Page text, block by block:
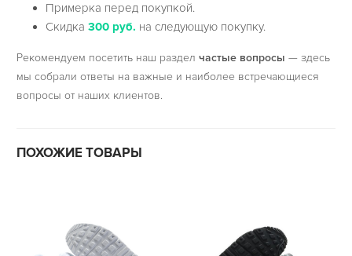
Примерка перед покупкой.
Скидка300 руб. на следующую покупку.
Рекомендуем посетить наш раздел частые вопросы — здесь
мы собрали ответы на важные и наиболее встречающиеся
вопросы от наших клиентов.
ПОХОЖИЕ ТОВАРЫ